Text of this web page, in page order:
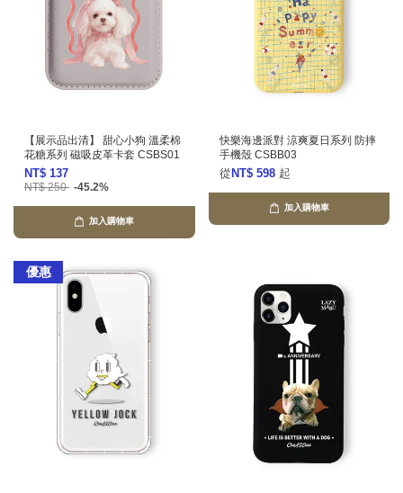
【展示品出清】 甜心小狗 溫柔棉
花糖系列 磁吸皮革卡套 CSBS01
NT$ 137
NT$ 250 -45.2%
加入購物車
快樂海邊派對 涼爽夏日系列 防摔
手機殼 CSBB03
從 NT$ 598 起
加入購物車
優惠